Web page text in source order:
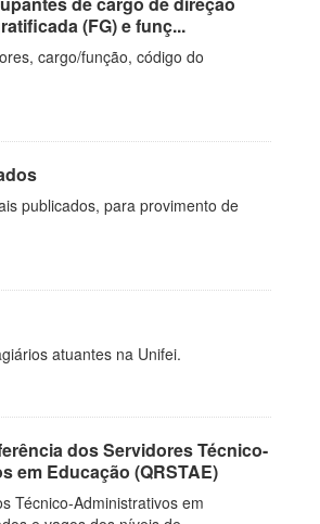
(FG) e funç...
cargo/função, código do
publicados, para provimento de
atuantes na Unifei.
dos Servidores Técnico-
em Educação (QRSTAE)
Técnico-Administrativos em